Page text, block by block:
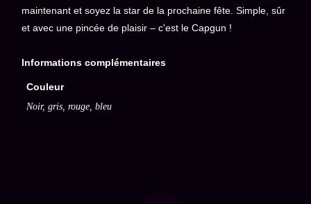
maintenant et soyez la star de la prochaine fête. Simple, sûr
et avec une pincée de plaisir – c'est le Capgun !
Informations complémentaires
Couleur
Noir, gris, rouge, bleu